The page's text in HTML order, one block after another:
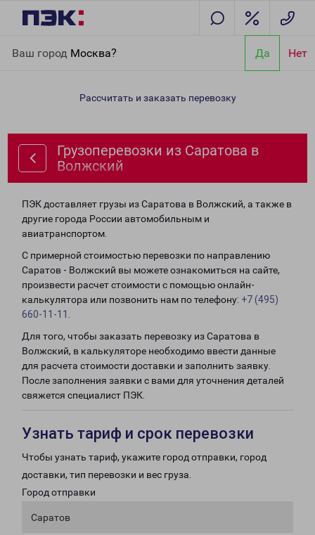
Ваш город Москва? Да Нет
Волжский
Рассчитать и заказать перевозку
Грузоперевозки из Саратова в
Волжский
ПЭК доставляет грузы из Саратова в Волжский, а также в
другие города России автомобильным и
авиатранспортом.
С примерной стоимостью перевозки по направлению
Саратов - Волжский вы можете ознакомиться на сайте,
произвести расчет стоимости с помощью онлайн-
калькулятора или позвонить нам по телефону: +7 (495)
660-11-11
Для того, чтобы заказать перевозку из Саратова в
Волжский, в калькуляторе необходимо ввести данные
для расчета стоимости доставки и заполнить заявку.
После заполнения заявки с вами для уточнения деталей
свяжется специалист ПЭК.
Узнать тариф и срок перевозки
Чтобы узнать тариф, укажите город отправки, город
доставки, тип перевозки и вес груза.
Город отправки
Саратов